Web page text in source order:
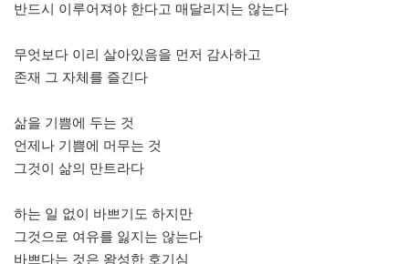
반드시 이루어져야 한다고 매달리지는 않는다
무엇보다 이리 살아있음을 먼저 감사하고
존재 그 자체를 즐긴다
삶을 기쁨에 두는 것
언제나 기쁨에 머무는 것
그것이 삶의 만트라다
하는 일 없이 바쁘기도 하지만
그것으로 여유를 잃지는 않는다
바쁘다는 것은 왕성한 호기심